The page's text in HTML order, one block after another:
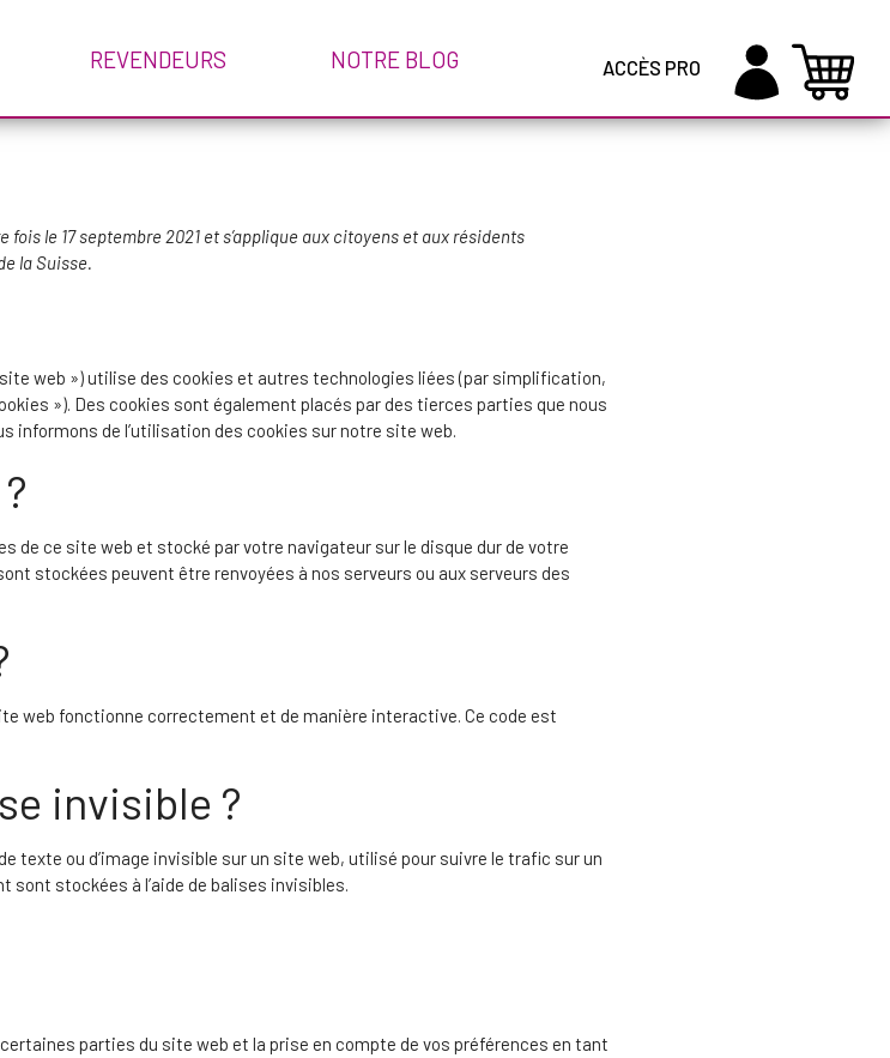
ACCÈS PRO
REVENDEURS NOTRE BLOG
le 17 septembre 2021 et s’applique aux citoyens et aux résidents
la Suisse.
web ») utilise des cookies et autres technologies liées (par simplification,
»). Des cookies sont également placés par des tierces parties que nous
informons de l’utilisation des cookies sur notre site web.
de ce site web et stocké par votre navigateur sur le disque dur de votre
stockées peuvent être renvoyées à nos serveurs ou aux serveurs des
web fonctionne correctement et de manière interactive. Ce code est
invisible ?
texte ou d’image invisible sur un site web, utilisé pour suivre le trafic sur un
sont stockées à l’aide de balises invisibles.
parties du site web et la prise en compte de vos préférences en tant